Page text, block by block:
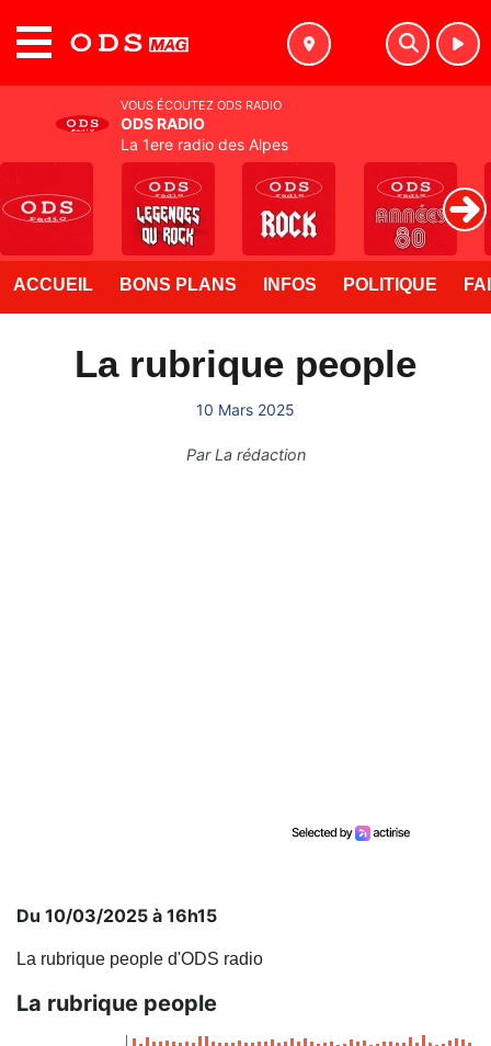
ACCUEIL BONS PLANS INFOS POLITIQUE
La rubrique people
10 Mars 2025
ParLa rédaction
Du 10/03/2025 à 16h15
La rubrique people d'ODS radio
La rubrique people
VOUS ÉCOUTEZ ODS RADIO
ODS RADIO
La 1ere radio des Alpes